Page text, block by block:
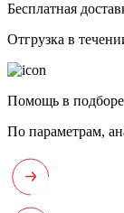
Бесплатная
Отгрузка в
Помощь в подборе
По параметрам,